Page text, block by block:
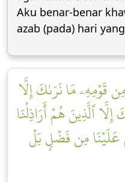
Aku benar-benar
azab (pada) hari
قَوۡمِهِۦ مَا نَرَىٰكَ إِلَّا
ٱلَّذِينَ هُمۡ أَرَاذِلُنَا
مِن فَضۡلِۭ بَلۡ